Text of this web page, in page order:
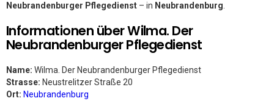
Neubrandenburger Pflegedienst – in Neubrandenburg
Informationen über Wilma. Der
Neubrandenburger Pflegedienst
Name: Wilma. Der Neubrandenburger Pflegedienst
Strasse: Neustrelitzer Straße 20
Ort: Neubrandenburg